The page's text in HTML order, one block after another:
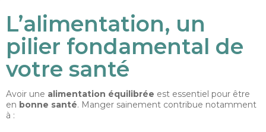
L’alimentation, un
pilier fondamental de
votre santé
Avoir une alimentation équilibrée est essentiel pour être
en bonne santé. Manger sainement contribue notamment
à :